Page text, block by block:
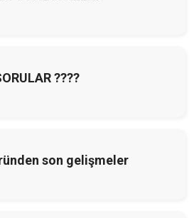
????
son gelişmeler